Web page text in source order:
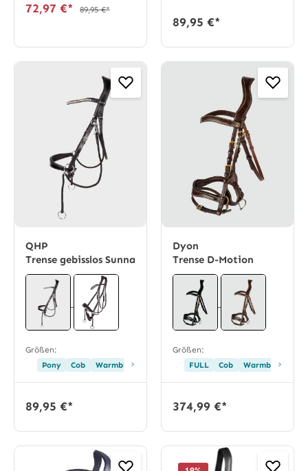
72,97 €* 89,95 €*
89,95 €*
QHP
Trense gebisslos Sunna
Größen:
Pony
Cob Warmblut›
89,95 €*
Dyon
Trense D-Motion
Größen:
FULL
Cob Warmblut›
374,99 €*